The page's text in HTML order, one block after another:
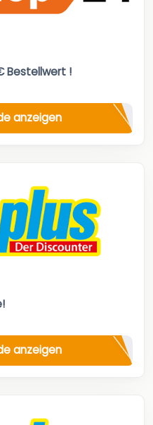
Bestellwert !
anzeigen
anzeigen